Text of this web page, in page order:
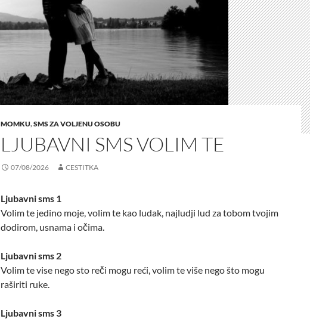
MOMKU,SMS ZA VOLJENU OSOBU
LJUBAVNI SMS VOLIM TE
07/08/2026 CESTITKA
Ljubavni sms 1
Volim te jedino moje, volim te kao ludak, najludji lud za tobom tvojim
dodirom, usnama i očima.
Ljubavni sms 2
Volim te vise nego sto reči mogu reći, volim te više nego što mogu
raširiti ruke.
Ljubavni sms 3